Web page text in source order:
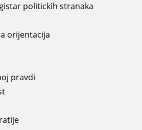
politickih stranaka
orijentacija
pravdi